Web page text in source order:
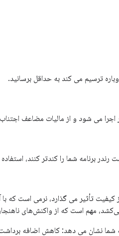
ترسیم می کند به حداقل برسانید.
می شود و از مالیات مضاعف
برنامه شما را کندتر کنند،
کیفیت تأثیر می گذارد، نرمی است
مهم است که از واکنش‌های
شما نشان می دهد: کاهش اضافه